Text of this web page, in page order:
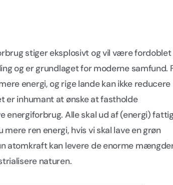
stiger eksplosivt og vil være fordoblet
og er grundlaget for moderne samfund.
energi, og rige lande kan ikke reducere
er inhumant at ønske at fastholde
energiforbrug. Alle skal ud af (energi)
mere ren energi, hvis vi skal lave en grøn
atomkraft kan levere de enorme
naturen.